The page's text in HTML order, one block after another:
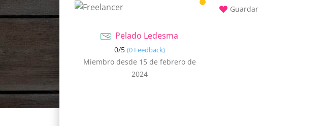
Pelado Ledesma
0/5 (0 Feedback)
Miembro desde 15 de febrero de
2024
Guardar